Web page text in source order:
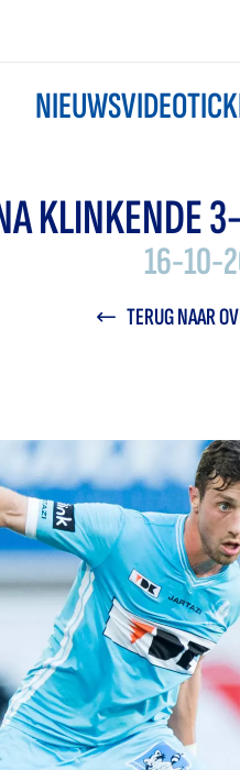
NIEUWSVIDEO
KLINKENDE
16-10-
TERUG NAAR